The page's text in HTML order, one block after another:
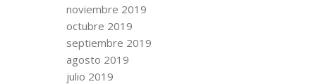
noviembre 2019
octubre 2019
septiembre 2019
agosto 2019
julio 2019